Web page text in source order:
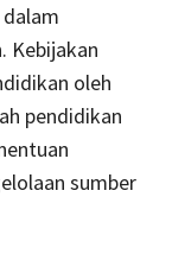
Kebijakan
oleh
pendidikan
sumber